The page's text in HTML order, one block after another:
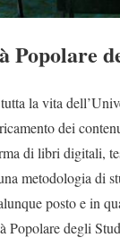
Popolare
la vita
dei
di libri digitali,
metodologia di
posto e in
Popolare degli